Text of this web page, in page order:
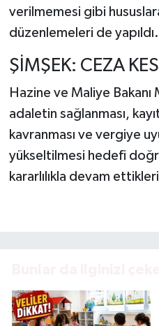
verilmemesi gibi
düzenlemeleri de yapıldı.
ŞİMŞEK: CEZA
Hazine ve Maliye
adaletin sağlanması,
kavranması ve vergiye
yükseltilmesi hedefi
kararlılıkla devam